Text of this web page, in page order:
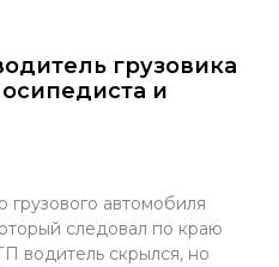
грузовика
и
автомобиля
следовал по краю
водитель скрылся, но